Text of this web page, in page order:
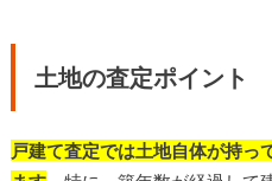
土地の査定ポイント
戸建て査定では土地自体が持っ